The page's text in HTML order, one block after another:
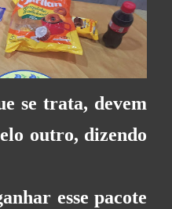
se trata, devem
outro, dizendo
esse pacote